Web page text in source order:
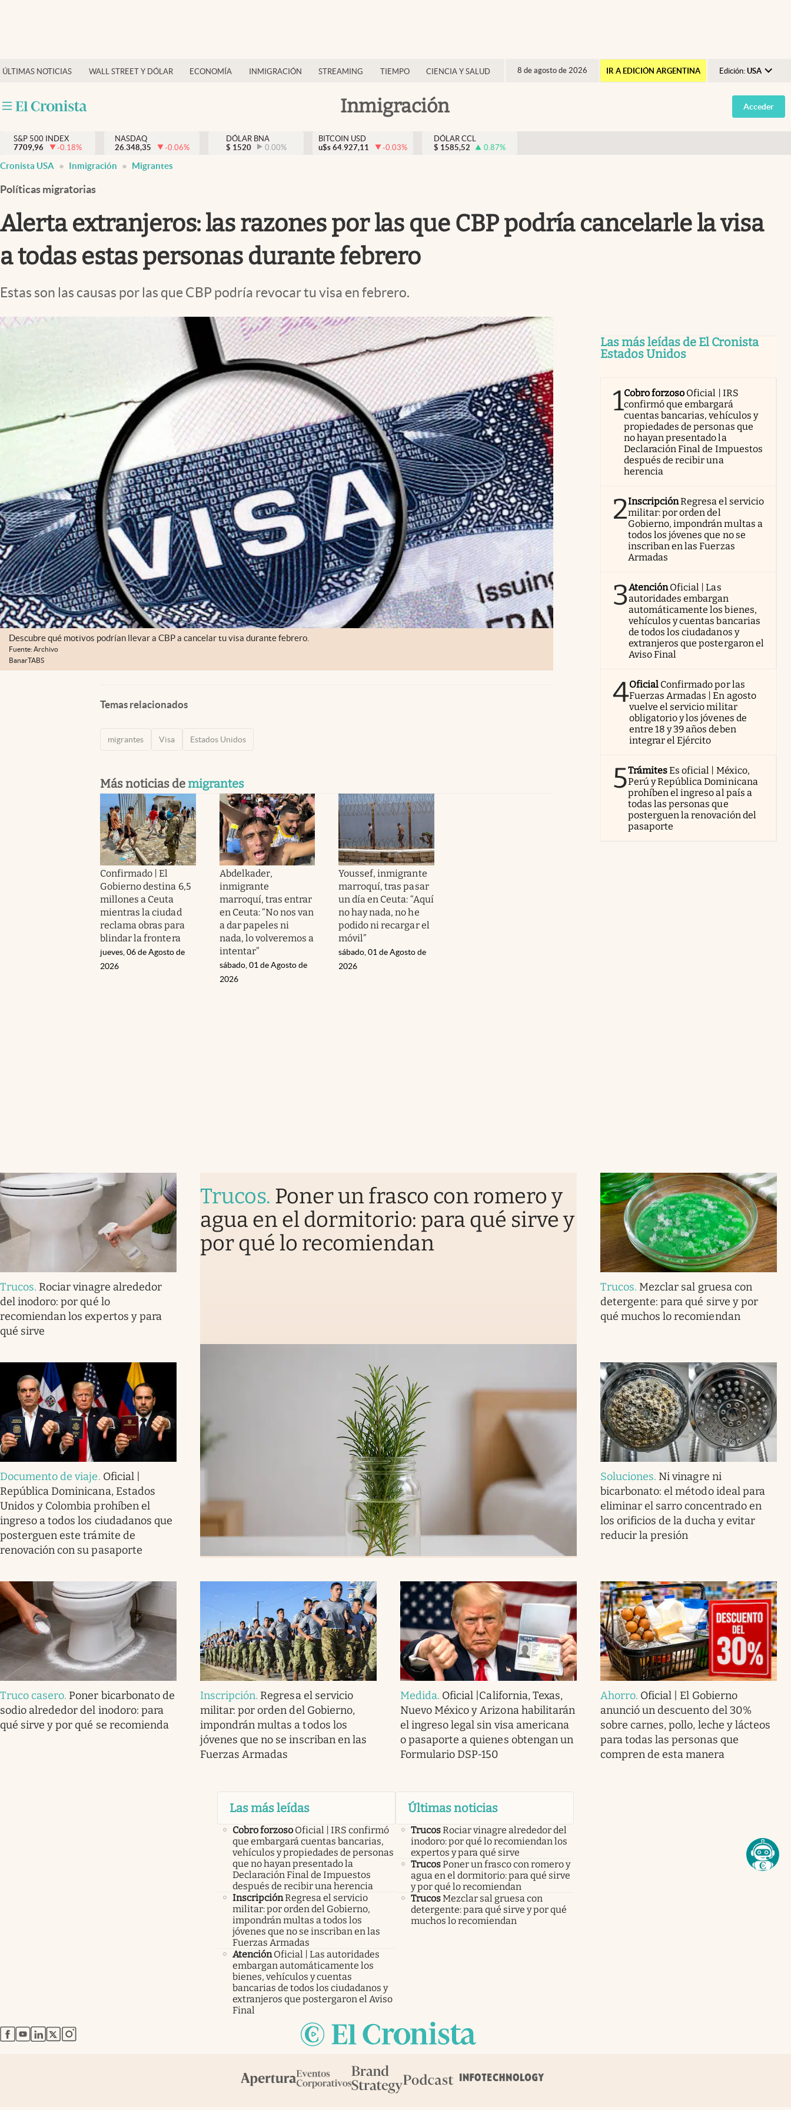
ÚLTIMAS NOTICIAS WALL STREET Y DÓLAR ECONOMÍA INMIGRACIÓN STREAMING TIEMPO CIENCIA Y SALUD 8 de agosto de 2026 IR A EDICIÓN ARGENTINA Edición: USA
Argentina
España
Inmigración
Finanzas y economía
Inmigración
Trending
Streaming
PC y mobile
Acceder
S&P 500 INDEX
7709,96
-0.18%
NASDAQ
26.348,35
-0.06%
DÓLAR BNA
$ 1520 0.00%
BITCOIN USD
u$s 64.927,11 -0.03%
DÓLAR CCL
$ 1585,52 0.87%
Cronista USA Inmigración Migrantes
Políticas migratorias
Alerta extranjeros: las razones por las que CBP podría cancelarle la visa
a todas estas personas durante febrero
Estas son las causas por las que CBP podría revocar tu visa en febrero.
Descubre qué motivos podrían llevar a CBP a cancelar tu visa durante febrero.
Fuente: Archivo
BanarTABS
Temas relacionados
migrantes Visa Estados Unidos
Más noticias demigrantes
Confirmado | El
Gobierno destina 6,5
millones a Ceuta
mientras la ciudad
reclama obras para
blindar la frontera
jueves, 06 de Agosto de
2026
Abdelkader,
inmigrante
marroquí, tras entrar
en Ceuta: “No nos van
a dar papeles ni
nada, lo volveremos a
intentar”
sábado, 01 de Agosto de
2026
Youssef, inmigrante
marroquí, tras pasar
un día en Ceuta: “Aquí
no hay nada, no he
podido ni recargar el
móvil”
sábado, 01 de Agosto de
2026
Las más leídas de El Cronista
Estados Unidos
1Cobro forzoso Oficial | IRS
confirmó que embargará
cuentas bancarias, vehículos y
propiedades de personas que
no hayan presentado la
Declaración Final de Impuestos
después de recibir una
herencia
2InscripciónRegresa el servicio
militar: por orden del
Gobierno, impondrán multas a
todos los jóvenes que no se
inscriban en las Fuerzas
Armadas
3AtenciónOficial | Las
autoridades embargan
automáticamente los bienes,
vehículos y cuentas bancarias
de todos los ciudadanos y
extranjeros que postergaron el
Aviso Final
4Oficial Confirmado por las
Fuerzas Armadas | En agosto
vuelve el servicio militar
obligatorio y los jóvenes de
entre 18 y 39 años deben
integrar el Ejército
5TrámitesEs oficial | México,
Perú y República Dominicana
prohíben el ingreso al país a
todas las personas que
posterguen la renovación del
pasaporte
Trucos. Rociar vinagre alrededor
del inodoro: por qué lo
recomiendan los expertos y para
qué sirve
Trucos. Poner un frasco con romero y
agua en el dormitorio: para qué sirve y
por qué lo recomiendan
Trucos. Mezclar sal gruesa con
detergente: para qué sirve y por
qué muchos lo recomiendan
Documento de viaje. Oficial |
República Dominicana, Estados
Unidos y Colombia prohíben el
ingreso a todos los ciudadanos que
posterguen este trámite de
renovación con su pasaporte
Soluciones. Ni vinagre ni
bicarbonato: el método ideal para
eliminar el sarro concentrado en
los orificios de la ducha y evitar
reducir la presión
Truco casero. Poner bicarbonato de
sodio alrededor del inodoro: para
qué sirve y por qué se recomienda
Inscripción. Regresa el servicio
militar: por orden del Gobierno,
impondrán multas a todos los
jóvenes que no se inscriban en las
Fuerzas Armadas
Medida. Oficial |California, Texas,
Nuevo México y Arizona habilitarán
el ingreso legal sin visa americana
o pasaporte a quienes obtengan un
Formulario DSP-150
Ahorro. Oficial | El Gobierno
anunció un descuento del 30%
sobre carnes, pollo, leche y lácteos
para todas las personas que
compren de esta manera
Las más leídas
Cobro forzoso Oficial | IRS confirmó
que embargará cuentas bancarias,
vehículos y propiedades de personas
que no hayan presentado la
Declaración Final de Impuestos
después de recibir una herencia
InscripciónRegresa el servicio
militar: por orden del Gobierno,
impondrán multas a todos los
jóvenes que no se inscriban en las
Fuerzas Armadas
Atención Oficial | Las autoridades
embargan automáticamente los
bienes, vehículos y cuentas
bancarias de todos los ciudadanos y
extranjeros que postergaron el Aviso
Final
Últimas noticias
TrucosRociar vinagre alrededor del
inodoro: por qué lo recomiendan los
expertos y para qué sirve
TrucosPoner un frasco con romero y
agua en el dormitorio: para qué sirve
y por qué lo recomiendan
TrucosMezclar sal gruesa con
detergente: para qué sirve y por qué
muchos lo recomiendan
abre en nueva pestaña
abre en nueva pestaña
abre en nueva pestaña
abre en nueva pestaña
abre en nueva pestaña